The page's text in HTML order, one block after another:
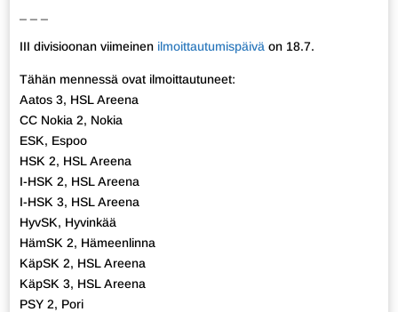
III divisioonan viimeinenilmoittautumispäivä on 18.7.
Tähän mennessä ovat ilmoittautuneet:
Aatos 3, HSL Areena
CC Nokia 2, Nokia
ESK, Espoo
HSK 2, HSL Areena
I-HSK 2, HSL Areena
I-HSK 3, HSL Areena
HyvSK, Hyvinkää
HämSK 2, Hämeenlinna
KäpSK 2, HSL Areena
KäpSK 3, HSL Areena
PSY 2, Pori